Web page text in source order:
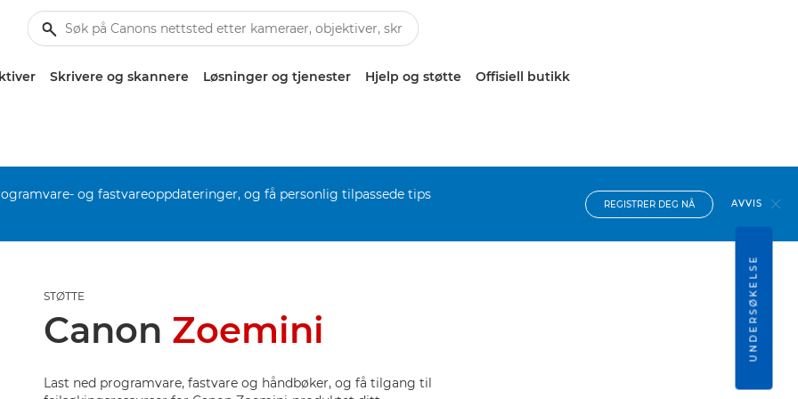
Skrivere og skannere Løsninger og tjenester Hjelp og støtte Offisiell butikk
og fastvareoppdateringer, og få personlig tilpassede tips
REGISTRER DEG NÅ AVVIS
STØTTE
Canon Zoemini
Last ned programvare, fastvare og håndbøker, og få tilgang til
UNDERSØKELSE